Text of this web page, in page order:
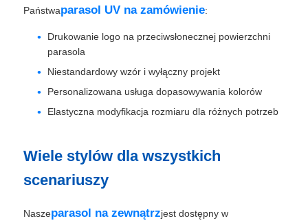
Państwaparasol UV na zamówienie:
Drukowanie logo na przeciwsłonecznej powierzchni
parasola
Niestandardowy wzór i wyłączny projekt
Personalizowana usługa dopasowywania kolorów
Elastyczna modyfikacja rozmiaru dla różnych potrzeb
Wiele stylów dla wszystkich
scenariuszy
Naszeparasol na zewnątrzjest dostępny w